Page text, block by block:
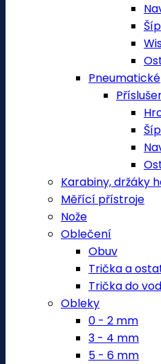
Pneumatické
Karabiny, držáky
Měřící přístroje
Nože
Oblečení
Obuv
Trička a
Trička do
Obleky
0 - 2 mm
3 - 4 mm
5 - 6 mm